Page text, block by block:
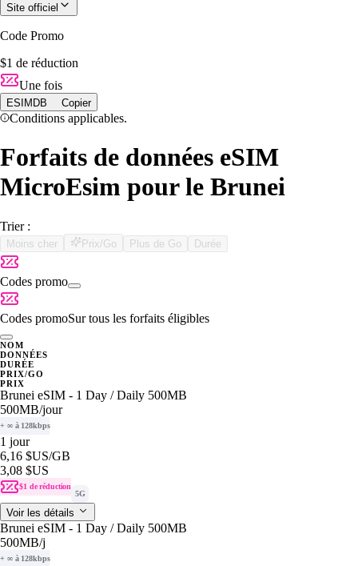
Site officiel
Code Promo
$1 de réduction
Une fois
ESIMDB Copier
Conditions applicables.
Forfaits de données eSIM
MicroEsim pour le Brunei
Trier :
Moins cher Prix/Go Plus de Go Durée
Codes promo
Codes promoSur tous les forfaits éligibles
NOM
DONNÉES
DURÉE
PRIX/GO
PRIX
Brunei eSIM - 1 Day / Daily 500MB
500MB/jour
+ ∞ à 128kbps
1 jour
6,16 $US/GB
3,08 $US
$1 de réduction
5G
Voir les détails
Brunei eSIM - 1 Day / Daily 500MB
500MB/j
+ ∞ à 128kbps